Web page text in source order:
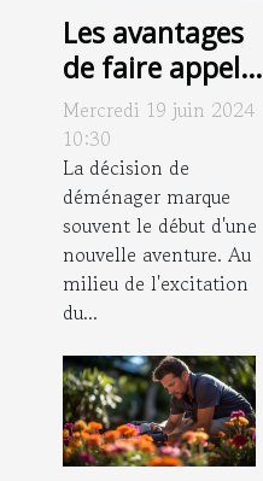
Les avantages
de faire appel à
une entreprise
locale pour
votre
déménagement
Mercredi 19 juin 2024
10:30
La décision de
déménager marque
souvent le début d'une
nouvelle aventure. Au
milieu de l'excitation
du...